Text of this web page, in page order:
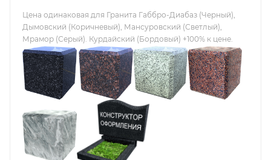
Цена одинаковая для Гранита Габбро-Диабаз (Черный),
Дымовский (Коричневый), Мансуровский (Светлый),
Мрамор (Серый). Курдайский (Бордовый) +100% к цене.